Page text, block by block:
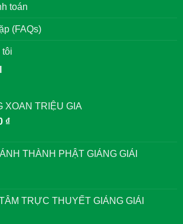
toán
(FAQs)
tôi
XOAN TRIỆU GIA
₫
THÀNH PHẬT GIẢNG GIẢI
TRỰC THUYẾT GIẢNG GIẢI